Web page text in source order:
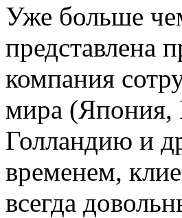
Уже больше
представлена
компания
мира
Голландию и
временем,
всегда